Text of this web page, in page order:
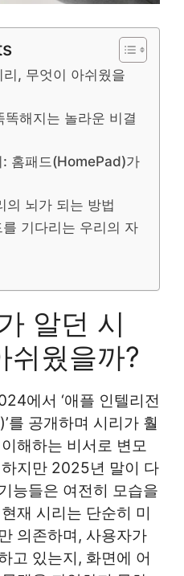
, 무엇이 아쉬웠을
해지는 놀라운 비결
홈패드(HomePad)가
의 뇌가 되는 방법
기다리는 우리의 자
알던 시
쉬웠을까?
에서 ‘애플 인텔리전
공개하며 시리가 훨
해하는 비서로 변모
지만 2025년 말이 다
능들은 여전히 모습을
재 시리는 단순히 미
의존하며, 사용자가
고 있는지, 화면에 어